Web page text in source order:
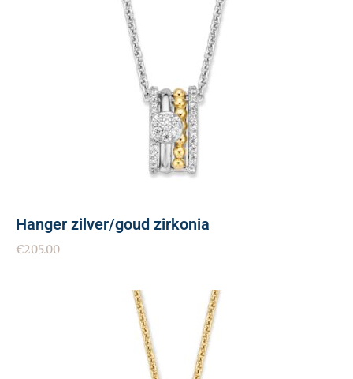
Hanger zilver/goud zirkonia
€205.00